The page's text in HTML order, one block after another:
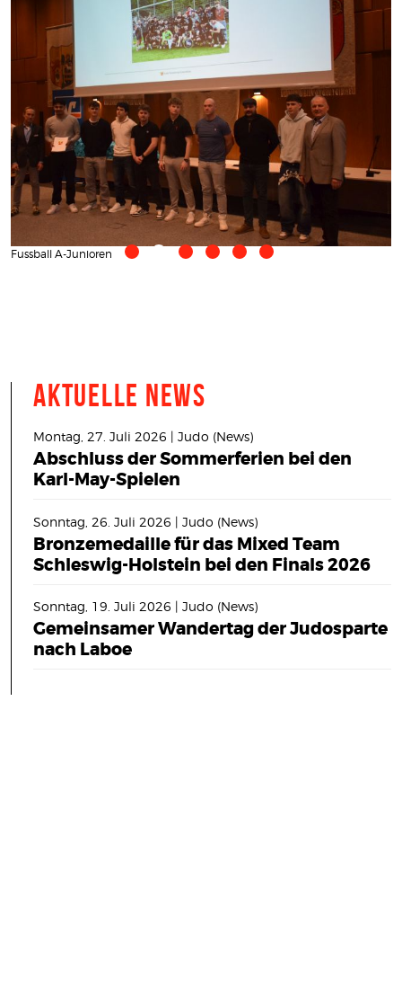
Fussball A-Junioren
Aktuelle News
Montag, 27. Juli 2026 | Judo (News)
Abschluss der Sommerferien bei den
Karl-May-Spielen
Sonntag, 26. Juli 2026 | Judo (News)
Bronzemedaille für das Mixed Team
Schleswig-Holstein bei den Finals 2026
Sonntag, 19. Juli 2026 | Judo (News)
Gemeinsamer Wandertag der Judosparte
nach Laboe